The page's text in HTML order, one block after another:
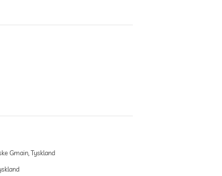
Gmain, Tyskland